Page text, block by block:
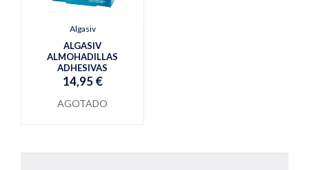
Algasiv
ALGASIV
ALMOHADILLAS
ADHESIVAS
14,95 €
AGOTADO